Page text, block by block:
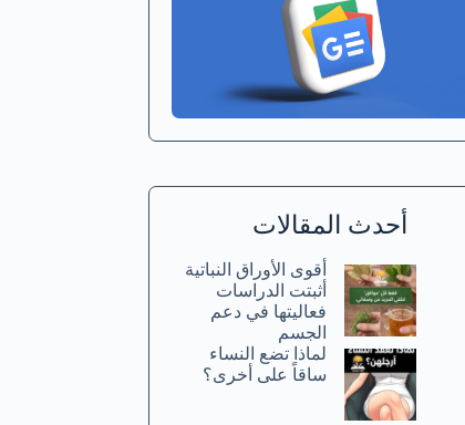
أحدث المقالات
أقوى الأوراق النباتية
أثبتت الدراسات
فعاليتها في دعم
الجسم
لماذا تضع النساء
ساقاً على أخرى؟